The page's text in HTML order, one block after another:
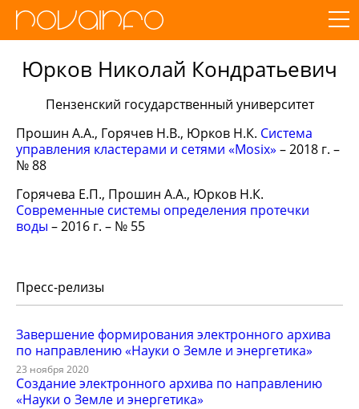
Юрков Николай Кондратьевич
Пензенский государственный университет
Прошин А.А., Горячев Н.В., Юрков Н.К. Система
управления кластерами и сетями «Mosix» – 2018 г. –
№ 88
Горячева Е.П., Прошин А.А., Юрков Н.К.
Современные системы определения протечки
воды – 2016 г. – № 55
Пресс-релизы
Завершение формирования электронного архива
по направлению «Науки о Земле и энергетика»
23 ноября 2020
Создание электронного архива по направлению
«Науки о Земле и энергетика»